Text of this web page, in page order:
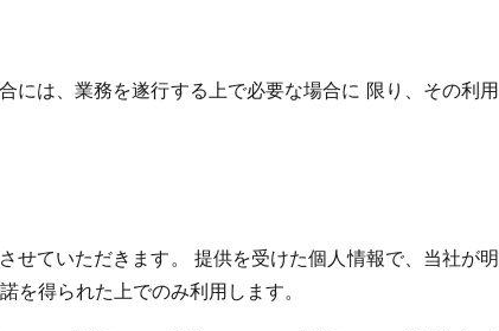
は、業務を遂行する上で必要な場合に 限り、その利
せていただきます。 提供を受けた個人情報で、当社が
を得られた上でのみ利用します。